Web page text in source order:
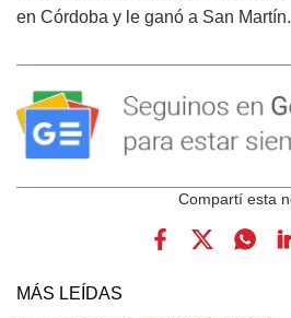
en Córdoba y le ganó a San Martín.
MÁS LEÍDAS